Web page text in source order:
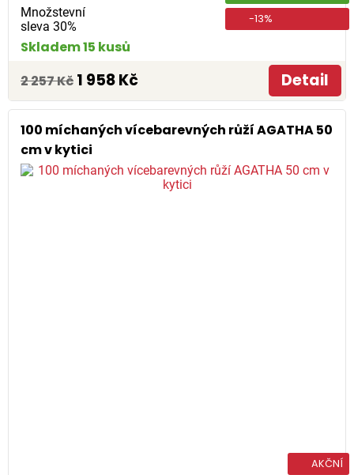
Množstevní
sleva 30%
-13%
Skladem 15 kusů
2 257 Kč 1 958 Kč Detail
100 míchaných vícebarevných růží AGATHA 50
cm v kytici
AKČNÍ